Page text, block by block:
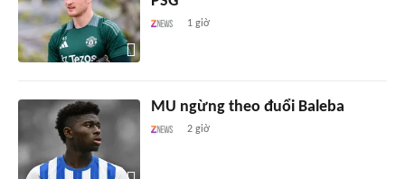
1 giờ
MU ngừng theo đuổi Baleba
2 giờ